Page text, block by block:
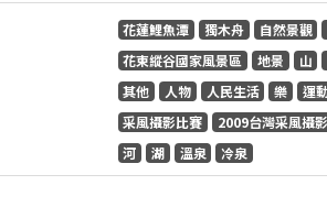
花蓮鯉魚潭 獨木舟 自然景觀
花東縱谷國家風景區
地景 山
其他
人物 人民生活 樂 運
采風攝影比賽
2009台灣采風攝
河
湖 溫泉 冷泉